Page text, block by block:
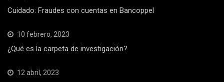
Cuidado: Fraudes con cuentas en Bancoppel
10 febrero, 2023
¿Qué es la carpeta de investigación?
12 abril, 2023